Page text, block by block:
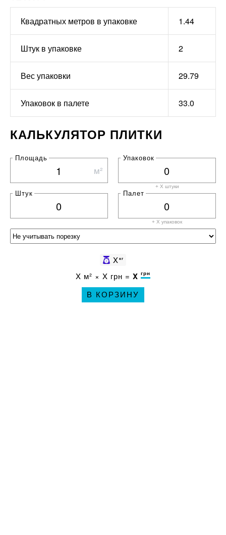
Квадратных метров в упаковке 1.44
Штук в упаковке 2
Вес упаковки 29.79
Упаковок в палете 33.0
КАЛЬКУЛЯТОР ПЛИТКИ
Площадь
м²
Упаковок
+ X штуки
Штук Палет
+ X упаковок
Xкг
X м² × X грн = X грн
В КОРЗИНУ